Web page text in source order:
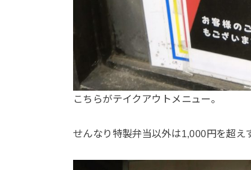
こちらがテイクアウトメニュー。
せんなり特製弁当以外は1,000円を超え